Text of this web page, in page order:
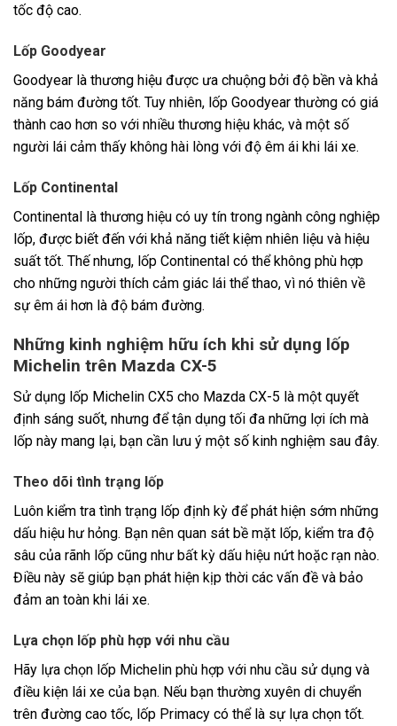
tốc độ cao.
Lốp Goodyear
Goodyear là thương hiệu được ưa chuộng bởi độ bền và khả
năng bám đường tốt. Tuy nhiên, lốp Goodyear thường có giá
thành cao hơn so với nhiều thương hiệu khác, và một số
người lái cảm thấy không hài lòng với độ êm ái khi lái xe.
Lốp Continental
Continental là thương hiệu có uy tín trong ngành công nghiệp
lốp, được biết đến với khả năng tiết kiệm nhiên liệu và hiệu
suất tốt. Thế nhưng, lốp Continental có thể không phù hợp
cho những người thích cảm giác lái thể thao, vì nó thiên về
sự êm ái hơn là độ bám đường.
Những kinh nghiệm hữu ích khi sử dụng lốp
Michelin trên Mazda CX-5
Sử dụng lốp Michelin CX5 cho Mazda CX-5 là một quyết
định sáng suốt, nhưng để tận dụng tối đa những lợi ích mà
lốp này mang lại, bạn cần lưu ý một số kinh nghiệm sau đây.
Theo dõi tình trạng lốp
Luôn kiểm tra tình trạng lốp định kỳ để phát hiện sớm những
dấu hiệu hư hỏng. Bạn nên quan sát bề mặt lốp, kiểm tra độ
sâu của rãnh lốp cũng như bất kỳ dấu hiệu nứt hoặc rạn nào.
Điều này sẽ giúp bạn phát hiện kịp thời các vấn đề và bảo
đảm an toàn khi lái xe.
Lựa chọn lốp phù hợp với nhu cầu
Hãy lựa chọn lốp Michelin phù hợp với nhu cầu sử dụng và
điều kiện lái xe của bạn. Nếu bạn thường xuyên di chuyển
trên đường cao tốc, lốp Primacy có thể là sự lựa chọn tốt.